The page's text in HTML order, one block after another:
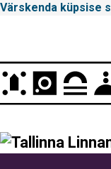
Värskenda küpsise
Peamenüü